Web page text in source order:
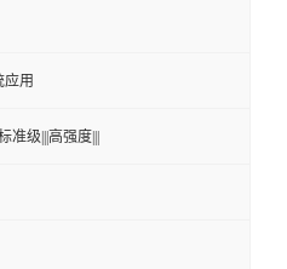
应用
准级|||高强度|||